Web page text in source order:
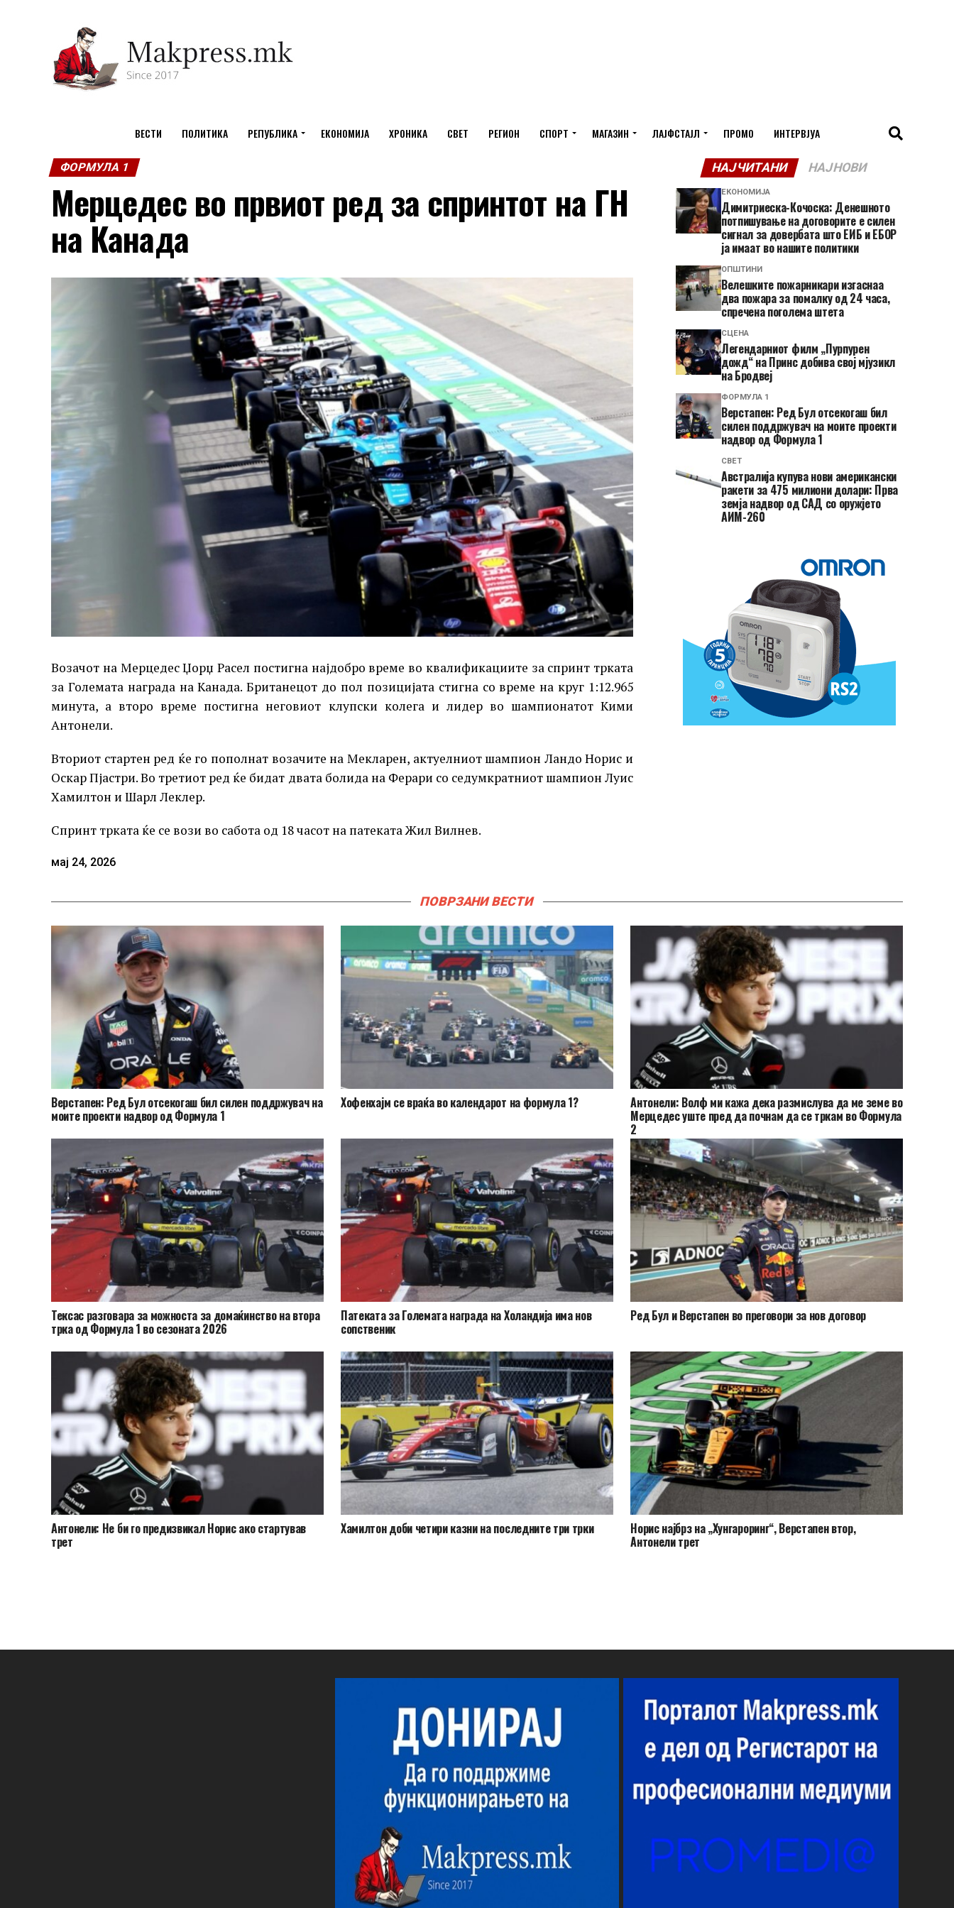
ВЕСТИ ПОЛИТИКА РЕПУБЛИКА ЕКОНОМИЈА ХРОНИКА СВЕТ РЕГИОН СПОРТ МАГАЗИН ЛАЈФСТАЈЛ ПРОМО ИНТЕРВЈУА
ФОРМУЛА 1
Мерцедес во првиот ред за спринтот на ГН
на Канада
Возачот на Мерцедес Џорџ Расел постигна најдобро време во квалификациите за спринт трката
за Големата награда на Канада. Британецот до пол позицијата стигна со време на круг 1:12.965
минута, а второ време постигна неговиот клупски колега и лидер во шампионатот Кими
Антонели.
Вториот стартен ред ќе го пополнат возачите на Мекларен, актуелниот шампион Ландо Норис и
Оскар Пјастри. Во третиот ред ќе бидат двата болида на Ферари со седумкратниот шампион Луис
Хамилтон и Шарл Леклер.
Спринт трката ќе се вози во сабота од 18 часот на патеката Жил Вилнев.
мај 24, 2026
НАЈЧИТАНИ НАЈНОВИ
ЕКОНОМИЈА
Димитриеска-Кочоска: Денешното
потпишување на договорите е силен
сигнал за довербата што ЕИБ и ЕБОР
ја имаат во нашите политики
ОПШТИНИ
Велешките пожарникари изгаснаа
два пожара за помалку од 24 часа,
спречена поголема штета
СЦЕНА
Легендарниот филм „Пурпурен
дожд“ на Принс добива свој мјузикл
на Бродвеј
ФОРМУЛА 1
Верстапен: Ред Бул отсекогаш бил
силен поддржувач на моите проекти
надвор од Формула 1
СВЕТ
Австралија купува нови американски
ракети за 475 милиони долари: Прва
земја надвор од САД со оружјето
АИМ-260
ПОВРЗАНИ ВЕСТИ
Верстапен: Ред Бул отсекогаш бил силен поддржувач на
моите проекти надвор од Формула 1
Хофенхајм се враќа во календарот на формула 1? Антонели: Волф ми кажа дека размислува да ме земе во
Мерцедес уште пред да почнам да се тркам во Формула
2
Тексас разговара за можноста за домаќинство на втора
трка од Формула 1 во сезоната 2026
Патеката за Големата награда на Холандија има нов
сопственик
Ред Бул и Верстапен во преговори за нов договор
Антонели: Не би го предизвикал Норис ако стартував
трет
Хамилтон доби четири казни на последните три трки Норис најбрз на „Хунгароринг“, Верстапен втор,
Антонели трет